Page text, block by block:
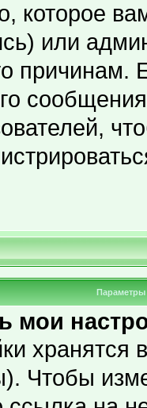
которое
или
причинам.
Параметры
мои
хранятся
Чтобы